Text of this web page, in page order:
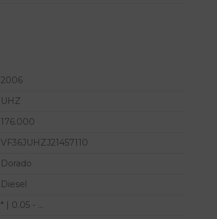
2006
UHZ
176.000
VF36JUHZJ21457110
Dorado
Diesel
* | 0.05 - ...